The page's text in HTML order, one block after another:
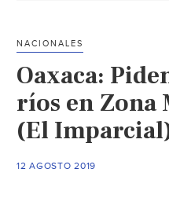
NACIONALES
Oaxaca:
ríos en Zona
(El
12 AGOSTO 2019